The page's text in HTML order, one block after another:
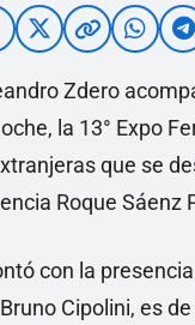
Zdero
la 13° Expo
que se
Roque Sáenz
con la
Cipolini, es